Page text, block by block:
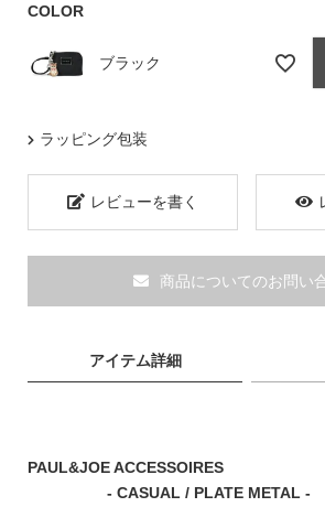
長財布
コンパクト財布
トラベルウォレット
キーケース
ポーチ
COLOR
ブラック
ラッピング包装
レビューを書く
商品についてのお問い
アイテム詳細
PAUL&JOE ACCESSOIRES
- CASUAL / PLATE METAL -